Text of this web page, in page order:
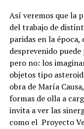
Así veremos que la
del trabajo de
paridas en la
desprevenido
pero no: los
objetos tipo
obra de María
formas de olla a
invita a ver las
como el Proyecto